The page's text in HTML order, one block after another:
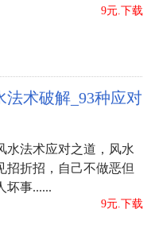
9元.下载
法术破解_93种应对
水法术应对之道，风水
招折招，自己不做恶但
坏事......
9元.下载